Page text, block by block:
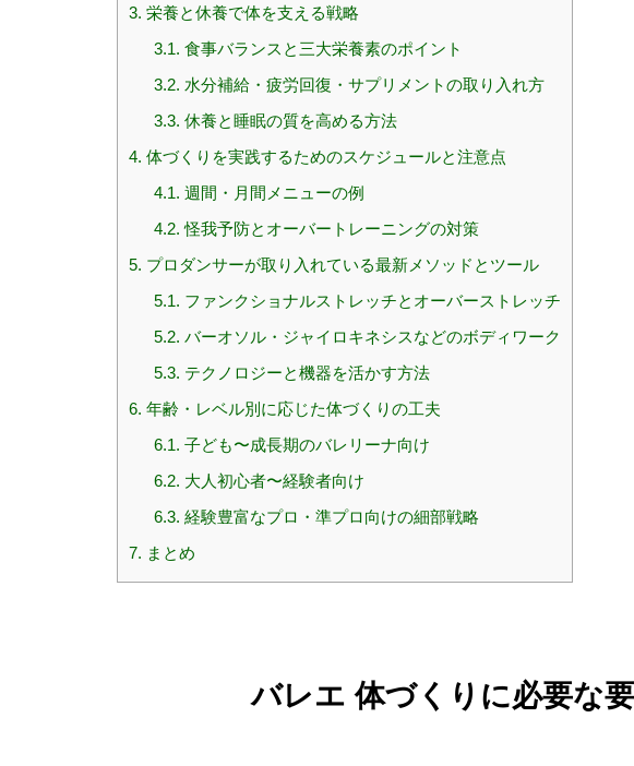
3. 栄養と休養で体を支える戦略
3.1. 食事バランスと三大栄養素のポイント
3.2. 水分補給・疲労回復・サプリメントの取り入れ方
3.3. 休養と睡眠の質を高める方法
4. 体づくりを実践するためのスケジュールと注意点
4.1. 週間・月間メニューの例
4.2. 怪我予防とオーバートレーニングの対策
5. プロダンサーが取り入れている最新メソッドとツール
5.1. ファンクショナルストレッチとオーバーストレッチ
5.2. バーオソル・ジャイロキネシスなどのボディワーク
5.3. テクノロジーと機器を活かす方法
6. 年齢・レベル別に応じた体づくりの工夫
6.1. 子ども〜成長期のバレリーナ向け
6.2. 大人初心者〜経験者向け
6.3. 経験豊富なプロ・準プロ向けの細部戦略
7. まとめ
バレエ 体づくりに必要な